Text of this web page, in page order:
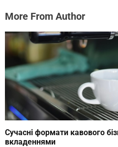
More From Author
Сучасні формати кавового
вкладеннями